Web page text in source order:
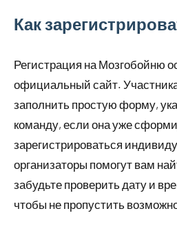
Как
Регистрация на Мозгобойню
официальный сайт.
заполнить простую форму,
команду, если она уже
зарегистрироваться
организаторы помогут вам
забудьте проверить дату и
чтобы не пропустить